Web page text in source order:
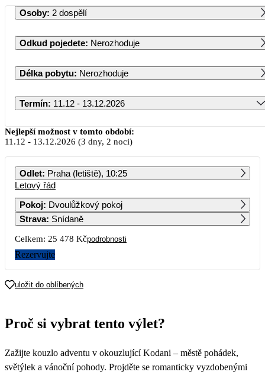
Osoby: 2 dospělí
Odkud pojedete: Nerozhoduje
Délka pobytu: Nerozhoduje
Termín: 11.12 - 13.12.2026
Prosinec 2026
PO ÚT ST ČT PÁ SO NE
7
21
Nejlepší možnost v tomto období:
11.12 - 13.12.2026 (3 dny, 2 noci)
Odlet: Praha (letiště), 10:25
Letový řád
Pokoj: Dvoulůžkový pokoj
Strava: Snídaně
Celkem: 25 478 Kčpodrobnosti
Rezervujte
uložit do oblíbených
Proč si vybrat tento výlet?
Zažijte kouzlo adventu v okouzlující Kodani – městě pohádek,
světýlek a vánoční pohody. Projděte se romanticky vyzdobenými